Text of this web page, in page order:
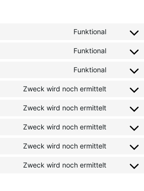
Funktional
Consent
wordpress
Funktional
Consent
wordfence
Funktional
Consent
complianz
Zweck wird noch ermittelt
Consent
google-
Zweck wird noch ermittelt
Consent
vimeo
Zweck wird noch ermittelt
Consent
youtube
Zweck wird noch ermittelt
Consent
Zweck wird noch ermittelt
Consent